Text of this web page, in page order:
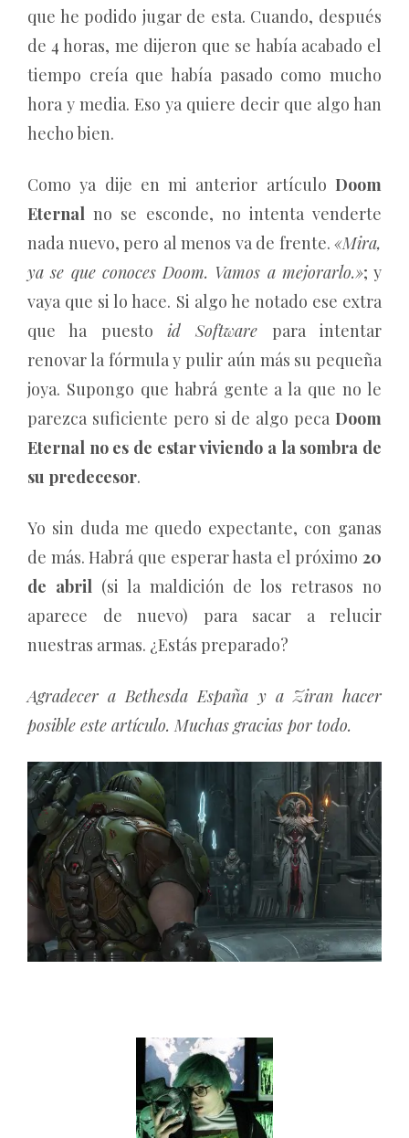
que he podido jugar de esta. Cuando, después
de 4 horas, me dijeron que se había acabado el
tiempo creía que había pasado como mucho
hora y media. Eso ya quiere decir que algo han
hecho bien.
Como ya dije en mi anterior artículo Doom
Eternalno se esconde, no intenta venderte
nada nuevo, pero al menos va de frente. «Mira,
ya se que conoces Doom. Vamos a mejorarlo.»; y
vaya que si lo hace. Si algo he notado ese extra
que ha puesto id Software para intentar
renovar la fórmula y pulir aún más su pequeña
joya. Supongo que habrá gente a la que no le
parezca suficiente pero si de algo peca Doom
Eternal no es de estar viviendo a la sombra de
su predecesor.
Yo sin duda me quedo expectante, con ganas
de más. Habrá que esperar hasta el próximo 20
de abril(si la maldición de los retrasos no
aparece de nuevo) para sacar a relucir
nuestras armas. ¿Estás preparado?
Agradecer a Bethesda España y a Ziran hacer
posible este artículo. Muchas gracias por todo.